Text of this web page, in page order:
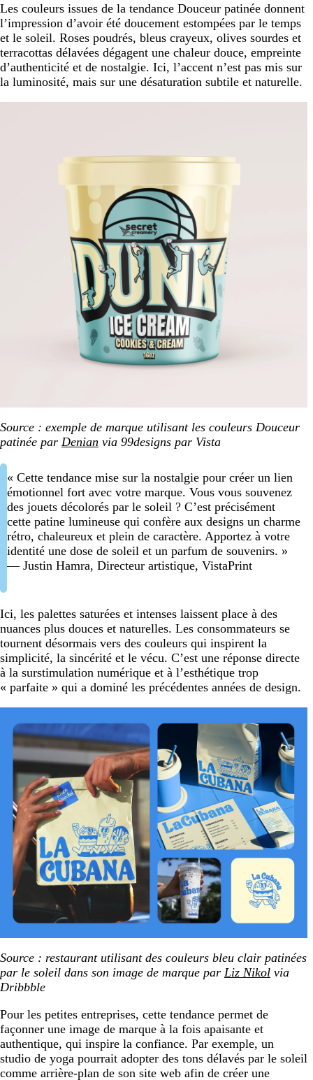
Les couleurs issues de la tendance Douceur patinée donnent
l’impression d’avoir été doucement estompées par le temps
et le soleil. Roses poudrés, bleus crayeux, olives sourdes et
terracottas délavées dégagent une chaleur douce, empreinte
d’authenticité et de nostalgie. Ici, l’accent n’est pas mis sur
la luminosité, mais sur une désaturation subtile et naturelle.
Source : exemple de marque utilisant les couleurs Douceur
patinée par Denian via 99designs par Vista
« Cette tendance mise sur la nostalgie pour créer un lien
émotionnel fort avec votre marque. Vous vous souvenez
des jouets décolorés par le soleil ? C’est précisément
cette patine lumineuse qui confère aux designs un charme
rétro, chaleureux et plein de caractère. Apportez à votre
identité une dose de soleil et un parfum de souvenirs. »
— Justin Hamra, Directeur artistique, VistaPrint
Ici, les palettes saturées et intenses laissent place à des
nuances plus douces et naturelles. Les consommateurs se
tournent désormais vers des couleurs qui inspirent la
simplicité, la sincérité et le vécu. C’est une réponse directe
à la surstimulation numérique et à l’esthétique trop
« parfaite » qui a dominé les précédentes années de design.
Source : restaurant utilisant des couleurs bleu clair patinées
par le soleil dans son image de marque par Liz Nikol via
Dribbble
Pour les petites entreprises, cette tendance permet de
façonner une image de marque à la fois apaisante et
authentique, qui inspire la confiance. Par exemple, un
studio de yoga pourrait adopter des tons délavés par le soleil
comme arrière-plan de son site web afin de créer une